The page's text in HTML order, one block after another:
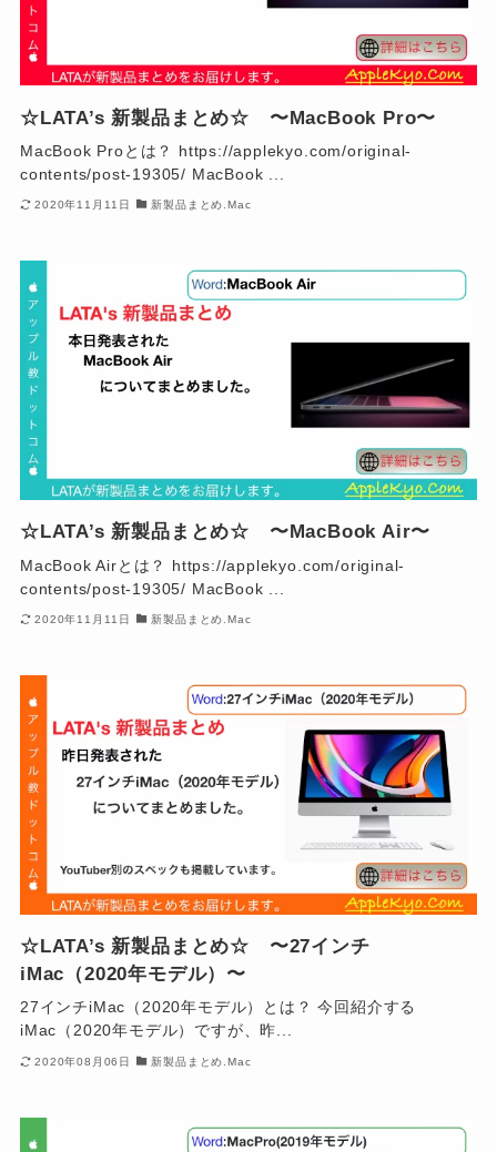
☆LATA’s 新製品まとめ☆ 〜MacBook Pro〜
MacBook Proとは？ https://applekyo.com/original-
contents/post-19305/ MacBook ...
2020年11月11日 新製品まとめ.Mac
☆LATA’s 新製品まとめ☆ 〜MacBook Air〜
MacBook Airとは？ https://applekyo.com/original-
contents/post-19305/ MacBook ...
2020年11月11日 新製品まとめ.Mac
☆LATA’s 新製品まとめ☆ 〜27インチ
iMac（2020年モデル）〜
27インチiMac（2020年モデル）とは？ 今回紹介する
iMac（2020年モデル）ですが、昨...
2020年08月06日 新製品まとめ.Mac